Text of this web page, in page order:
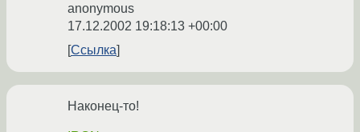
anonymous
17.12.2002 19:18:13 +00:00
Ссылка
Наконец-то!